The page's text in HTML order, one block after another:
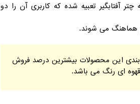
آفتابگیر تعبیه شده که کاربری آن را دو
هماهنگ می شوند.
بندی این محصولات بیشترین درصد فروش
ای رنگ می باشد.